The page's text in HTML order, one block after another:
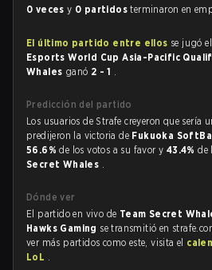
0 vecesy 0 partidosterminaron en
El último partido entre ellos se jugó
Esports World Cup Asia-Pacific
Whales ganó 2 - 1 .
Predicción del partido
Los usuarios de Strafe creyeron que sería
predijeron la victoria de Fukuoka
56.6%de los votos a su favor y 43.4%de
Secret Whales .
Dónde ver
El partido en vivo de Team Secret
Hawks Gaming se transmitió en
ver más partidos como este, visita el
LoL .